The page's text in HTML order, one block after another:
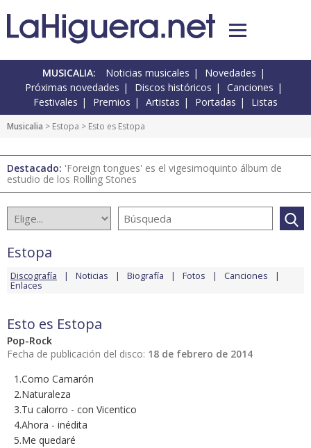
MUSICALIA: Noticias musicales
Novedades
Próximas novedades
Discos históricos
Canciones
Festivales
Premios Artistas Portadas Listas
Musicalia > Estopa > Esto es Estopa
Destacado: 'Foreign tongues' es el vigesimoquinto álbum de
estudio de los Rolling Stones
Estopa
Discografía Noticias Biografía Fotos Canciones
Enlaces
Esto es Estopa
Pop-Rock
Fecha de publicación del disco: 18 de febrero de 2014
1.Como Camarón
2.Naturaleza
3.Tu calorro - con Vicentico
4.Ahora - inédita
5.Me quedaré